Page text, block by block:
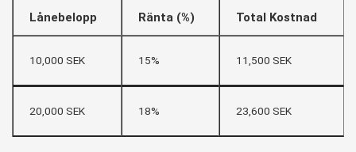
Lånebelopp Ränta (%) Total Kostnad
10,000 SEK 15% 11,500 SEK
20,000 SEK 18% 23,600 SEK